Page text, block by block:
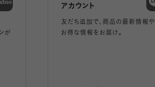
が
アカウント
友だち追加で、 商品の最新情報や
お得な情報をお届け。